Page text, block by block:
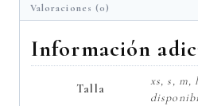
Valoraciones (0)
Información
Talla
xs, s,